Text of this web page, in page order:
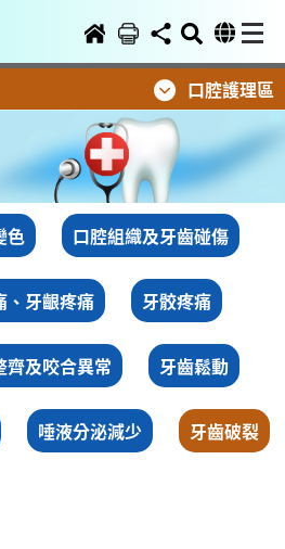
口腔護理區
色 口腔組織及牙齒碰傷
、牙齦疼痛 牙骹疼痛
齊及咬合異常 牙齒鬆動
唾液分泌減少 牙齒破裂